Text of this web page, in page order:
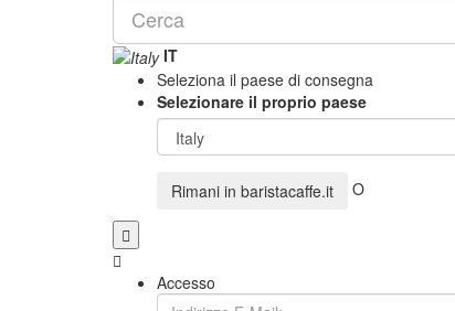
IT
Seleziona il paese di consegna
Selezionare il proprio paese
Rimani in baristacaffe.it O
Accesso